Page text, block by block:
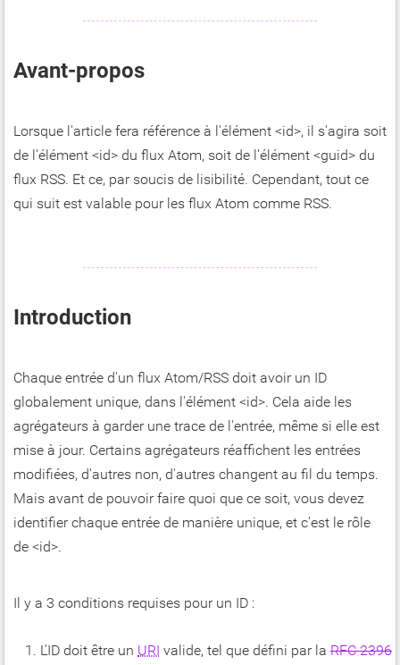
Avant-propos
Lorsque l'article fera référence à l'élément <id>, il s'agira soit
de l'élément <id> du flux Atom, soit de l'élément <guid> du
flux RSS. Et ce, par soucis de lisibilité. Cependant, tout ce
qui suit est valable pour les flux Atom comme RSS.
Introduction
Chaque entrée d'un flux Atom/RSS doit avoir un ID
globalement unique, dans l'élément <id>. Cela aide les
agrégateurs à garder une trace de l'entrée, même si elle est
mise à jour. Certains agrégateurs réaffichent les entrées
modifiées, d'autres non, d'autres changent au fil du temps.
Mais avant de pouvoir faire quoi que ce soit, vous devez
identifier chaque entrée de manière unique, et c'est le rôle
de <id>.
Il y a 3 conditions requises pour un ID :
L'ID doit être un URI valide, tel que défini par la RFC 2396